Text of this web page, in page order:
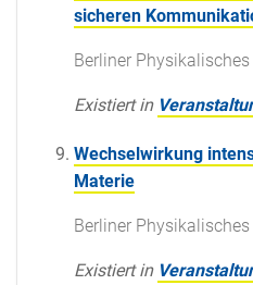
sicheren
Berliner
Existiert in
Wechselwirkung
Materie
Berliner
Existiert in